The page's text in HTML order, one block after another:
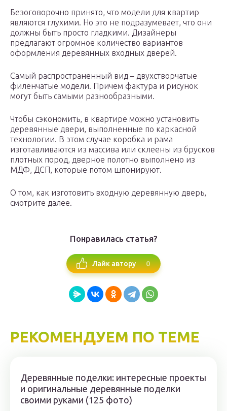
Безоговорочно принято, что модели для квартир
являются глухими. Но это не подразумевает, что они
должны быть просто гладкими. Дизайнеры
предлагают огромное количество вариантов
оформления деревянных входных дверей.
Самый распространенный вид – двухстворчатые
филенчатые модели. Причем фактура и рисунок
могут быть самыми разнообразными.
Чтобы сэкономить, в квартире можно установить
деревянные двери, выполненные по каркасной
технологии. В этом случае коробка и рама
изготавливаются из массива или склеены из брусков
плотных пород, дверное полотно выполнено из
МДФ, ДСП, которые потом шпонируют.
О том, как изготовить входную деревянную дверь,
смотрите далее.
Понравилась статья?
Лайк автору 0
РЕКОМЕНДУЕМ ПО ТЕМЕ
Деревянные поделки: интересные проекты
и оригинальные деревянные поделки
своими руками (125 фото)